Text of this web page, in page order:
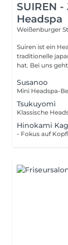
SUIREN
Headspa
Weißenburger
Suiren ist ein
traditionelle
hat. Bei uns
Susanoo
Tsukuyomi
Hinokami